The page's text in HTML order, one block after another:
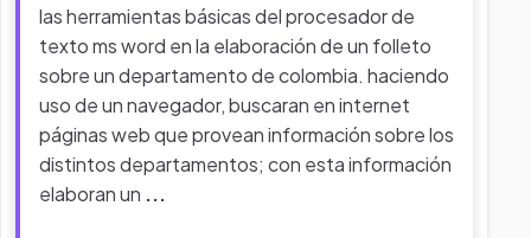
las herramientas básicas del procesador de
texto ms word en la elaboración de un folleto
sobre un departamento de colombia. haciendo
uso de un navegador, buscaran en internet
páginas web que provean información sobre los
distintos departamentos; con esta información
elaboran un ...